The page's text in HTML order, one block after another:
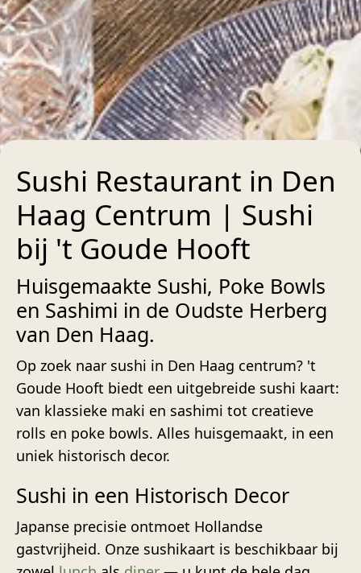
Sushi Restaurant in Den
Haag Centrum | Sushi
bij 't Goude Hooft
Huisgemaakte Sushi, Poke Bowls
en Sashimi in de Oudste Herberg
van Den Haag.
Op zoek naar sushi in Den Haag centrum? 't
Goude Hooft biedt een uitgebreide sushi kaart:
van klassieke maki en sashimi tot creatieve
rolls en poke bowls. Alles huisgemaakt, in een
uniek historisch decor.
Sushi in een Historisch Decor
Japanse precisie ontmoet Hollandse
gastvrijheid. Onze sushikaart is beschikbaar bij